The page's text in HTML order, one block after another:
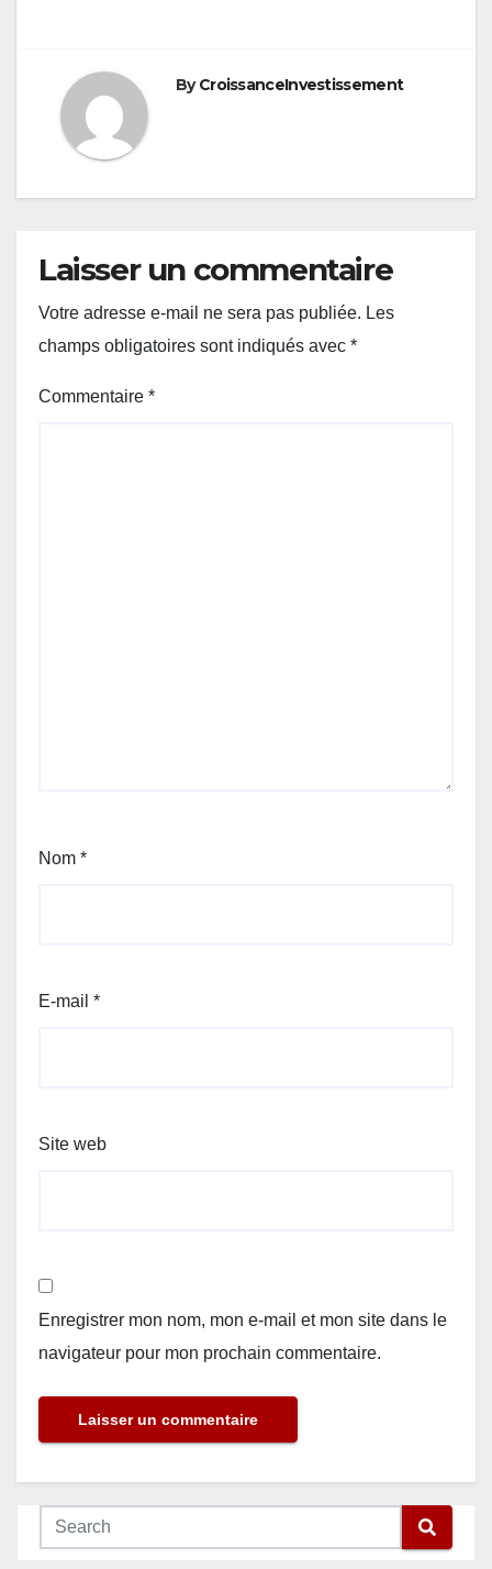
ByCroissanceInvestissement
Laisser un commentaire
Votre adresse e-mail ne sera pas publiée. Les
champs obligatoires sont indiqués avec *
Commentaire *
Nom *
E-mail *
Site web
Enregistrer mon nom, mon e-mail et mon site dans le
navigateur pour mon prochain commentaire.